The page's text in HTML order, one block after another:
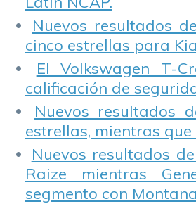
Nuevos resultados
cinco estrellas para
El Volkswagen T-
calificación de
Nuevos resultados
estrellas, mientras
Nuevos resultados
Raize mientras
segmento con